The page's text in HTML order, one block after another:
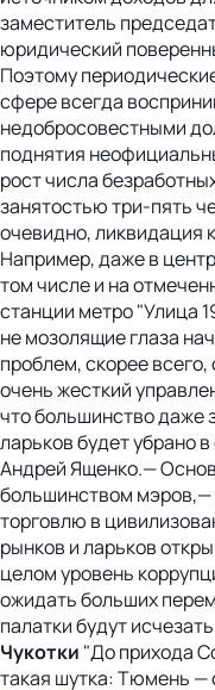
заместитель
юридический
Поэтому
сфере всегда
недобросовестными
поднятия
рост числа
занятостью три-пять
очевидно, ликвидация
Например, даже в
том числе и на
станции метро "Улица
не мозолящие глаза
проблем, скорее
очень жесткий
что большинство даже
ларьков будет убрано
Андрей Ященко.—
большинством мэров,—
торговлю в
рынков и ларьков
целом уровень
ожидать больших
палатки будут
Чукотки "До прихода
такая шутка: Тюмень —